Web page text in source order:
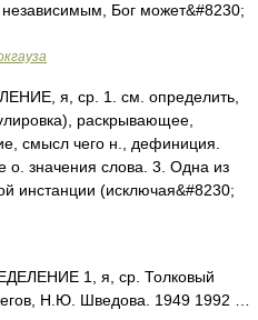
Бог может&#8230;
я, ср. 1. см. определить,
раскрывающее,
смысл чего н., дефиниция.
о. значения слова. 3. Одна из
инстанции (исключая&#8230;
1, я, ср. Толковый
Н.Ю. Шведова. 1949 1992 …